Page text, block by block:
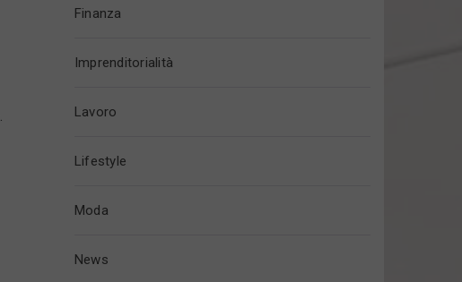
Finanza
Imprenditorialità
Lavoro
Lifestyle
Moda
News